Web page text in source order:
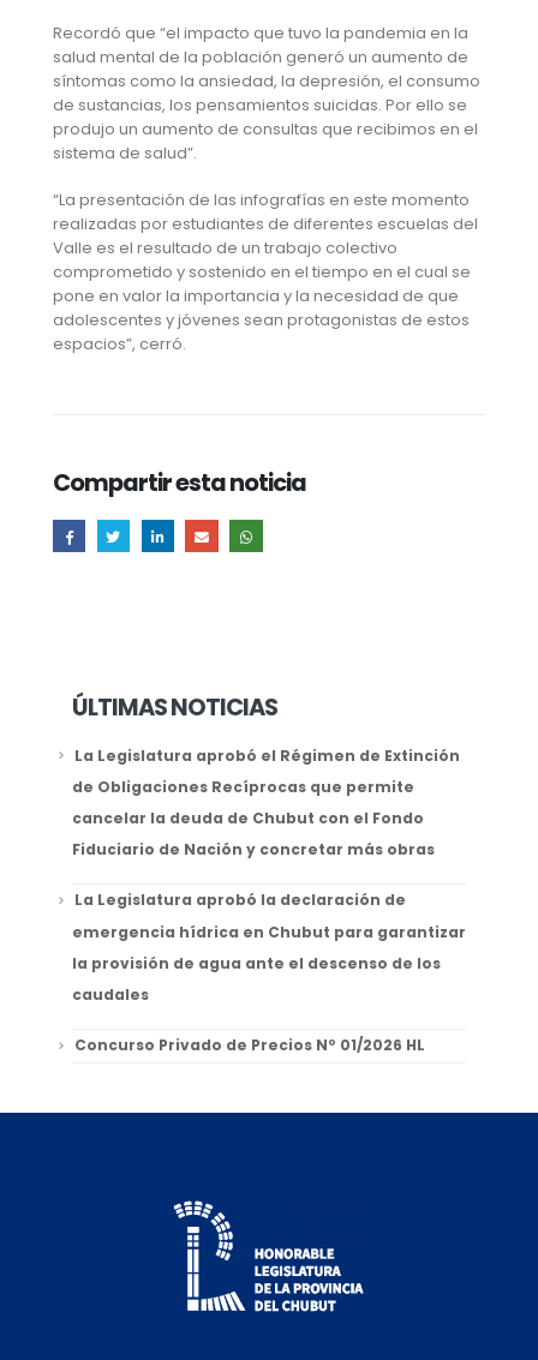
Recordó que “el impacto que tuvo la pandemia en la
salud mental de la población generó un aumento de
síntomas como la ansiedad, la depresión, el consumo
de sustancias, los pensamientos suicidas. Por ello se
produjo un aumento de consultas que recibimos en el
sistema de salud”.
“La presentación de las infografías en este momento
realizadas por estudiantes de diferentes escuelas del
Valle es el resultado de un trabajo colectivo
comprometido y sostenido en el tiempo en el cual se
pone en valor la importancia y la necesidad de que
adolescentes y jóvenes sean protagonistas de estos
espacios”, cerró.
Compartir esta noticia
ÚLTIMAS NOTICIAS
La Legislatura aprobó el Régimen de Extinción
de Obligaciones Recíprocas que permite
cancelar la deuda de Chubut con el Fondo
Fiduciario de Nación y concretar más obras
La Legislatura aprobó la declaración de
emergencia hídrica en Chubut para garantizar
la provisión de agua ante el descenso de los
caudales
Concurso Privado de Precios Nº 01/2026 HL